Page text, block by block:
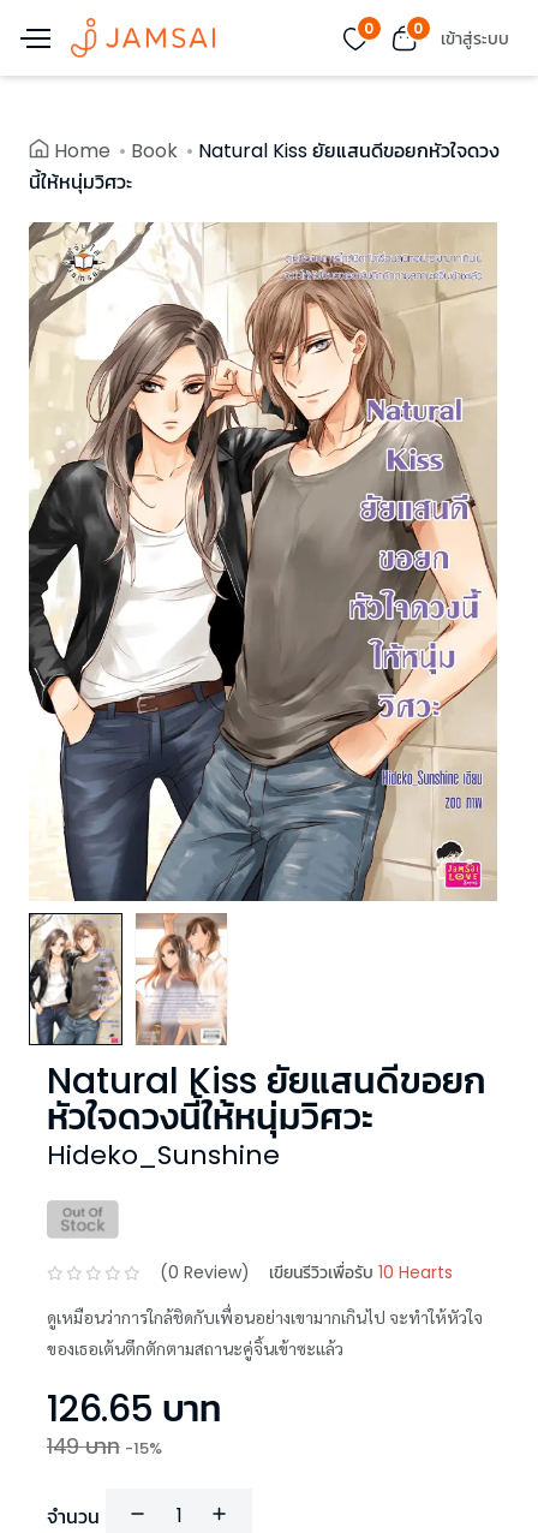
0 0 เข้าสู่ระบบ
Home Book
Natural Kiss ยัยแสนดีขอยกหัวใจดวง
นี้ให้หนุ่มวิศวะ
Natural Kiss ยัยแสนดีขอยก
หัวใจดวงนี้ให้หนุ่มวิศวะ
Hideko_Sunshine
(0 Review) เขียนรีวิวเพื่อรับ 10 Hearts
ดูเหมือนว่าการใกล้ชิดกับเพื่อนอย่างเขามากเกินไป จะทำให้หัวใจ
ของเธอเต้นตึกตักตามสถานะคู่จิ้นเข้าซะแล้ว
126.65 บาท
149บาท -15%
จำนวน